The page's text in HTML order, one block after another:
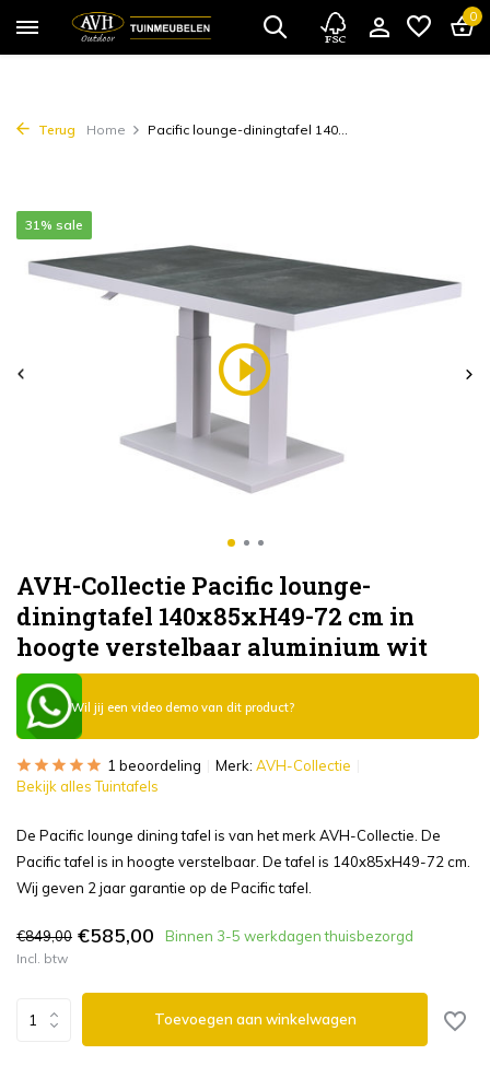
0
Terug Home Pacific lounge-diningtafel 140...
AVH-Collectie Pacific lounge-
diningtafel 140x85xH49-72 cm in
hoogte verstelbaar aluminium wit
31% sale
Wil jij een video demo van dit product?
1 beoordeling Merk: AVH-Collectie
Bekijk alles Tuintafels
De Pacific lounge dining tafel is van het merk AVH-Collectie. De
Pacific tafel is in hoogte verstelbaar. De tafel is 140x85xH49-72 cm.
Wij geven 2 jaar garantie op de Pacific tafel.
€849,00 €585,00 Binnen 3-5 werkdagen thuisbezorgd
Incl. btw
Toevoegen aan winkelwagen